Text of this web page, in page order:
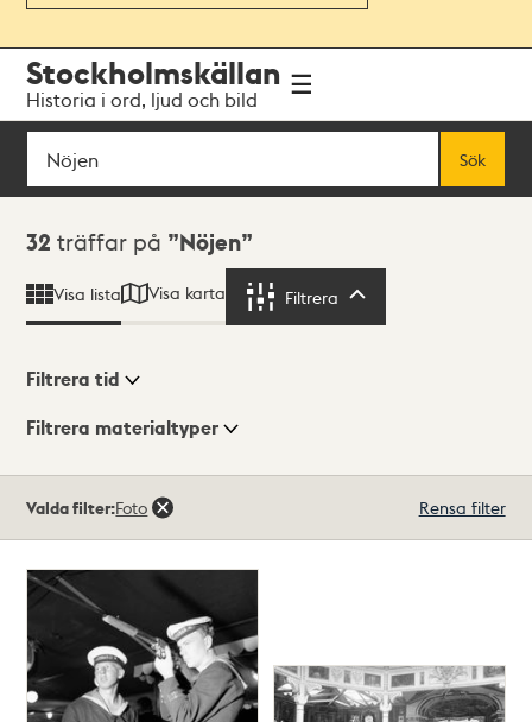
navigationen
huvudinnehållet
Stockholmskällan
Historia i ord, ljud och bild
Sök
Sök
Sökresultat
32 träffar på Nöjen
Visa lista Visa karta Filtrera
Visningsläge
Filtrera tid
Filtrera materialtyper
träffar
Valda filter:Foto Rensa filter